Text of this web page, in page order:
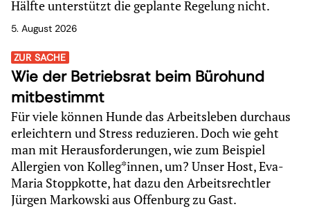
Hälfte unterstützt die geplante Regelung nicht.
5. August 2026
ZUR SACHE
Wie der Betriebsrat beim Bürohund
mitbestimmt
Für viele können Hunde das Arbeitsleben durchaus
erleichtern und Stress reduzieren. Doch wie geht
man mit Herausforderungen, wie zum Beispiel
Allergien von Kolleg*innen, um? Unser Host, Eva-
Maria Stoppkotte, hat dazu den Arbeitsrechtler
Jürgen Markowski aus Offenburg zu Gast.